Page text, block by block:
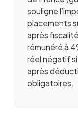
souligne
placements
après
rémunéré à
réel négatif
après
obligatoires.